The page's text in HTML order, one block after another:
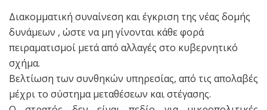
Διακομματική συναίνεση και έγκριση της νέας δομής
δυνάμεων , ώστε να μη γίνονται κάθε φορά
πειραματισμοί μετά από αλλαγές στο κυβερνητικό
σχήμα.
Βελτίωση των συνθηκών υπηρεσίας, από τις απολαβές
μέχρι το σύστημα μεταθέσεων και στέγασης.